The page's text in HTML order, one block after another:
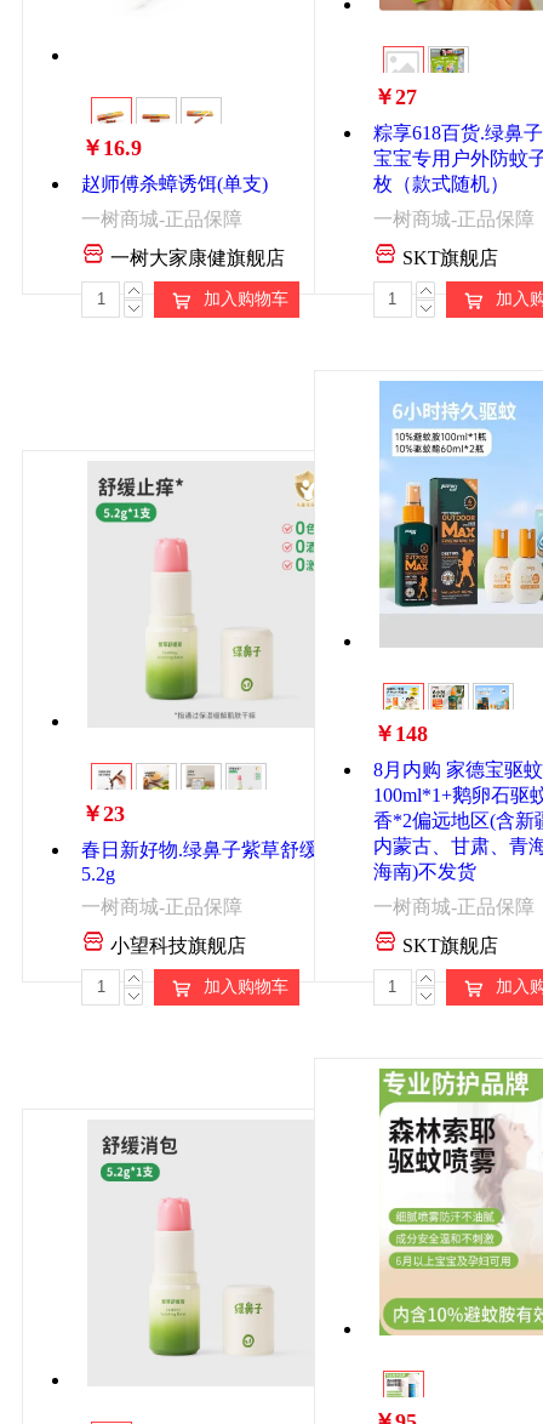
￥16.9
赵师傅杀蟑诱饵(单支)
一树商城-正品保障
一树大家康健旗舰店
加入购物车
￥27
粽享618百货.绿鼻
枚（款式随机）
一树商城-正品保障
SKT旗舰店
加入
￥23
春日新好物.绿鼻子紫草舒缓膏
一树商城-正品保障
小望科技旗舰店
加入购物车
￥148
8月内购 家德宝驱
香*2偏远地区(含新
内蒙古、甘肃、青
海南)不发货
一树商城-正品保障
SKT旗舰店
加入
￥95
8月内购 森林索耶